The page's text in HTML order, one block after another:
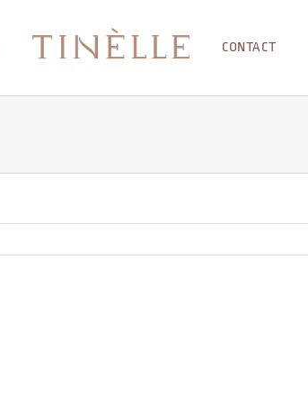
CONTACT